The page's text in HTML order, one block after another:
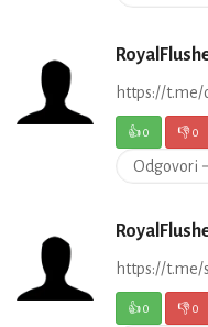
https://t.me/
👍0 👎0
Odgovori
https://t.me/
👍0 👎0